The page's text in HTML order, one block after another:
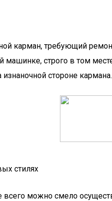
карман, требующий
строго в том
стороне кармана.
стилях
можно смело